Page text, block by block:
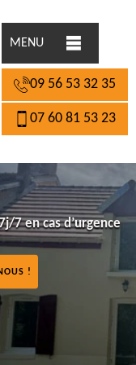
MENU
09 56 53 32 35
07 60 81 53 23
7 en cas d’urgence
!